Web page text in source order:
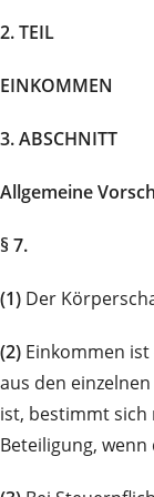
2. TEIL
EINKOMMEN
3. ABSCHNITT
Allgemeine
§ 7.
(1) Der
(2) Einkommen
aus den
ist, bestimmt sich
Beteiligung,